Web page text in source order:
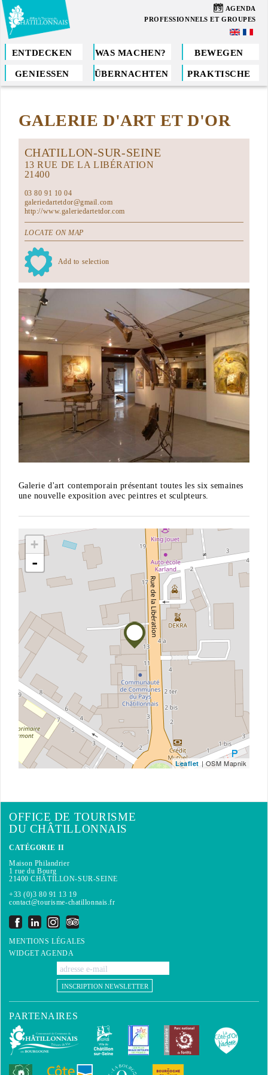
Direkt
zum
Inhalt
09 AGENDA
PROFESSIONNELS ET GROUPES
ENTDECKEN WAS MACHEN? BEWEGEN
GENIESSEN ÜBERNACHTEN PRAKTISCHE
Sie
hierGALERIE D'ART ET D'OR
CHATILLON-SUR-SEINE
13 RUE DE LA LIBÉRATION
21400
03 80 91 10 04
galeriedartetdor@gmail.com
http://www.galeriedartetdor.com
LOCATE ON MAP
Add to selection
Galerie d'art contemporain présentant toutes les six semaines
une nouvelle exposition avec peintres et sculpteurs.
+
-
Leaflet | OSM Mapnik
OFFICE DE TOURISME
DU CHÂTILLONNAIS
CATÉGORIE II
Maison Philandrier
1 rue du Bourg
21400 CHÂTILLON-SUR-SEINE
+33 (0)3 80 91 13 19
contact@tourisme-chatillonnais.fr
MENTIONS LÉGALES
WIDGET AGENDA
INSCRIPTION NEWSLETTER
PARTENAIRES